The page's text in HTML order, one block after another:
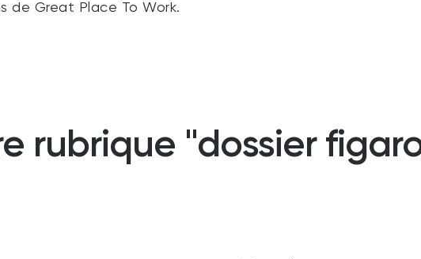
de Great Place To Work.
rubrique "dossier